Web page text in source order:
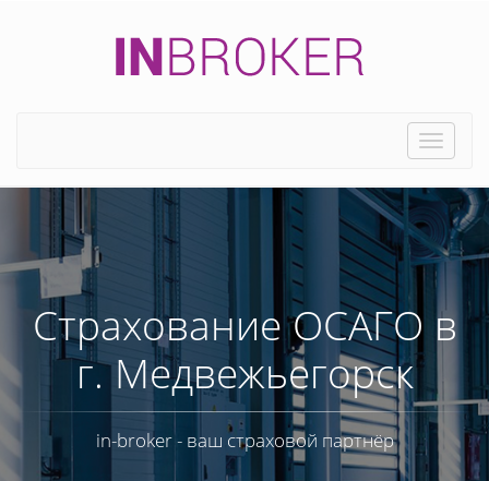
Toggle
Страхование ОСАГО в
г. Медвежьегорск
in-broker - ваш страховой партнёр